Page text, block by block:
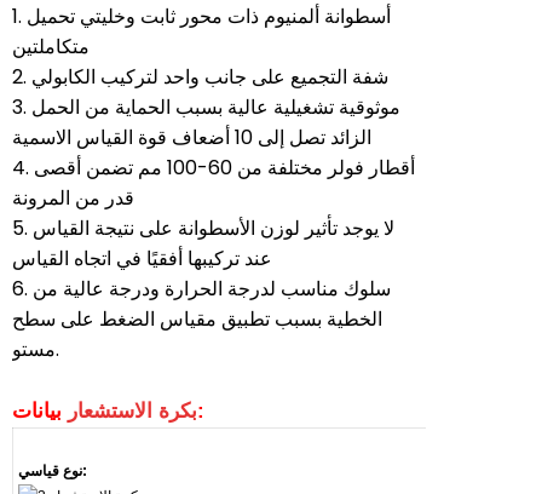
1. أسطوانة ألمنيوم ذات محور ثابت وخليتي تحميل
متكاملتين
2. شفة التجميع على جانب واحد لتركيب الكابولي
3. موثوقية تشغيلية عالية بسبب الحماية من الحمل
الزائد تصل إلى 10 أضعاف قوة القياس الاسمية
4. أقطار فولر مختلفة من 60-100 مم تضمن أقصى
قدر من المرونة
5. لا يوجد تأثير لوزن الأسطوانة على نتيجة القياس
عند تركيبها أفقيًا في اتجاه القياس
6. سلوك مناسب لدرجة الحرارة ودرجة عالية من
الخطية بسبب تطبيق مقياس الضغط على سطح
مستو.
بكرة الاستشعاربيانات:
نوع قياسي: